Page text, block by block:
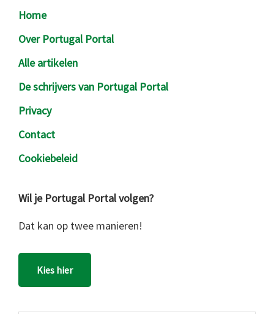
Footer
Home
Over Portugal Portal
Alle artikelen
De schrijvers van Portugal Portal
Privacy
Contact
Cookiebeleid
Wil je Portugal Portal volgen?
Dat kan op twee manieren!
Kies hier